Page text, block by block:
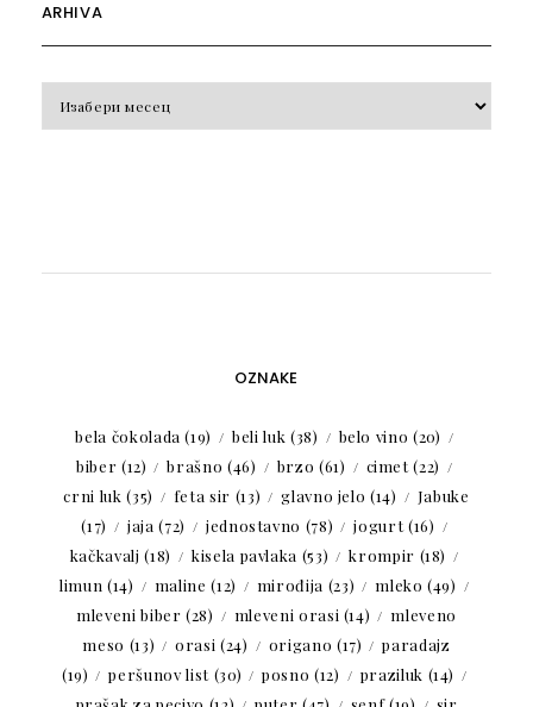
ARHIVA
OZNAKE
bela čokolada (19) beli luk (38) belo vino (20)
biber (12) brašno (46) brzo (61) cimet(22)
crni luk (35) feta sir (13) glavno jelo (14)
Jabuke
(17)
jaja (72) jednostavno (78) jogurt(16)
kačkavalj (18) kisela pavlaka (53) krompir (18)
limun (14) maline (12) mirođija (23) mleko (49)
mleveni biber (28) mleveni orasi (14)
mleveno
meso (13) orasi (24) origano (17)
paradajz
(19)
peršunov list(30) posno (12) praziluk (14)